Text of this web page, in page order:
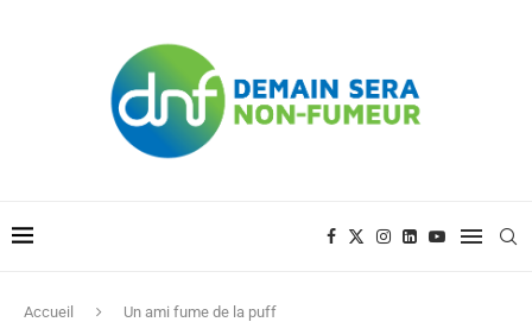
Accueil Un ami fume de la puff